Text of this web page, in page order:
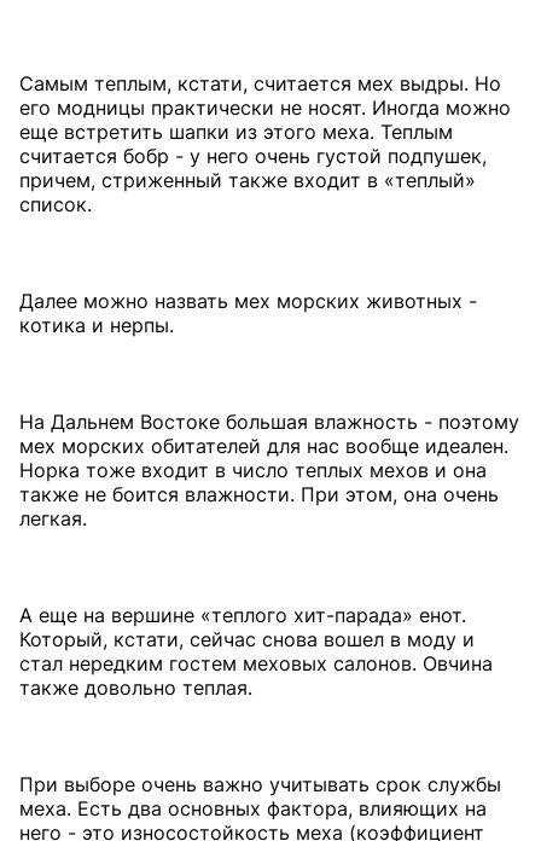
Самым теплым, кстати, считается мех выдры. Но
его модницы практически не носят. Иногда можно
еще встретить шапки из этого меха. Теплым
считается бобр - у него очень густой подпушек,
причем, стриженный также входит в «теплый»
список.
Далее можно назвать мех морских животных -
котика и нерпы.
На Дальнем Востоке большая влажность - поэтому
мех морских обитателей для нас вообще идеален.
Норка тоже входит в число теплых мехов и она
также не боится влажности. При этом, она очень
легкая.
А еще на вершине «теплого хит-парада» енот.
Который, кстати, сейчас снова вошел в моду и
стал нередким гостем меховых салонов. Овчина
также довольно теплая.
При выборе очень важно учитывать срок службы
меха. Есть два основных фактора, влияющих на
него - это износостойкость меха (коэффициент